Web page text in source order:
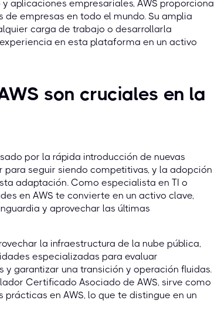
aplicaciones empresariales, AWS proporciona
empresas en todo el mundo. Su amplia
carga de trabajo o desarrollarla
en esta plataforma en un activo
son cruciales en la
por la rápida introducción de nuevas
para seguir siendo competitivas, y la adopción
adaptación. Como especialista en TI o
en AWS te convierte en un activo clave,
y aprovechar las últimas
la infraestructura de la nube pública,
especializadas para evaluar
garantizar una transición y operación fluidas.
Certificado Asociado de AWS, sirve como
en AWS, lo que te distingue en un